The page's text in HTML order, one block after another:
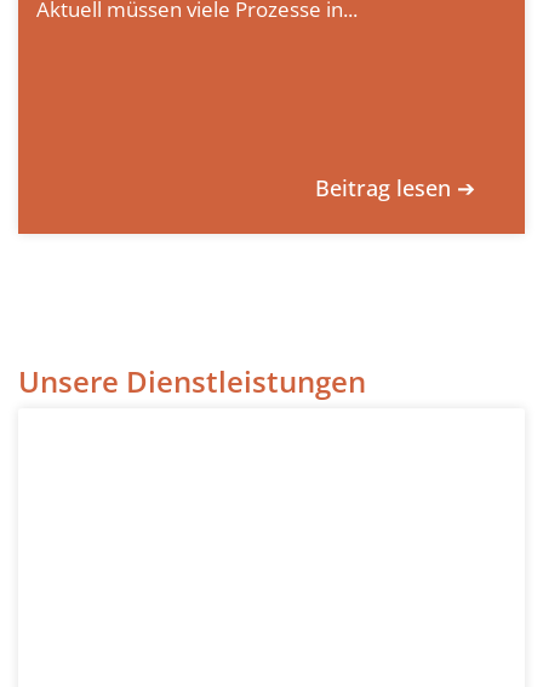
Aktuell müssen viele Prozesse in...
Beitrag lesen ➔
Unsere Dienstleistungen